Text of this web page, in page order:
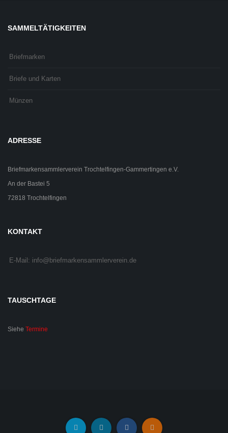
SAMMELTÄTIGKEITEN
Briefmarken
Briefe und Karten
Münzen
ADRESSE
Briefmarkensammlerverein Trochtelfingen-Gammertingen e.V.
An der Bastei 5
72818 Trochtelfingen
KONTAKT
E-Mail: info@briefmarkensammlerverein.de
TAUSCHTAGE
Siehe Termine